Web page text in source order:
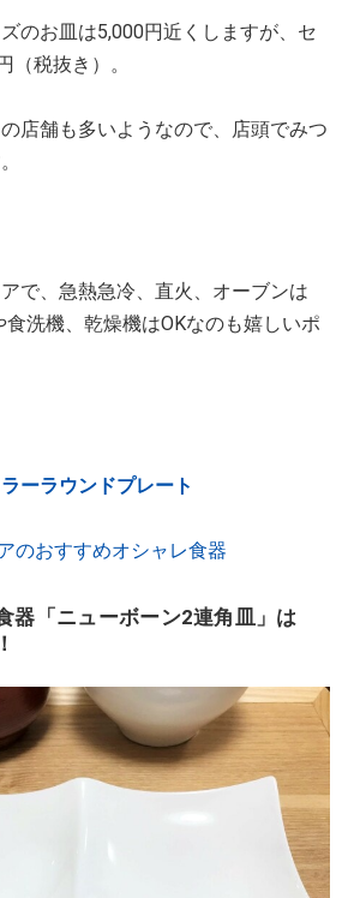
のお皿は5,000円近くしますが、セ
（税抜き）。
店舗も多いようなので、店頭でみつ
で、急熱急冷、直火、オーブンは
食洗機、乾燥機はOKなのも嬉しいポ
ーラウンドプレート
のおすすめオシャレ食器
器「ニューボーン2連角皿」は